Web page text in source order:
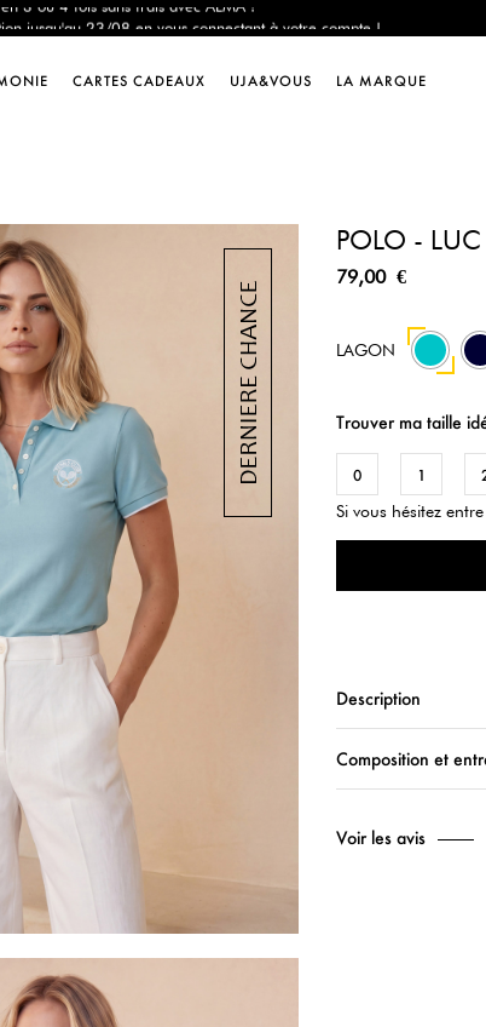
jusqu'au 23/08 en vous connectant à votre compte !
offerte dès 200€ d'achat
jusqu'au 23/08 en vous connectant à votre compte !
CARTES CADEAUX UJA&VOUS LA MARQUE
POLO -
79,00 €
LAGON
Trouver ma taille
0 1
Si vous hésitez
Description
Composition et
Voir les avis